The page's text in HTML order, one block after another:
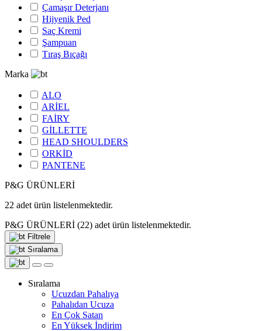
Çamaşır Deterjanı
Hijyenik Ped
Saç Kremi
Şampuan
Tıraş Bıçağı
Marka
ALO
ARİEL
FAİRY
GİLLETTE
HEAD SHOULDERS
ORKİD
PANTENE
P&G ÜRÜNLERİ
22 adet ürün listelenmektedir.
P&G ÜRÜNLERİ (22) adet ürün listelenmektedir.
Filtrele
Sıralama
Sıralama
Ucuzdan Pahalıya
Pahalıdan Ucuza
En Çok Satan
En Yüksek İndirim